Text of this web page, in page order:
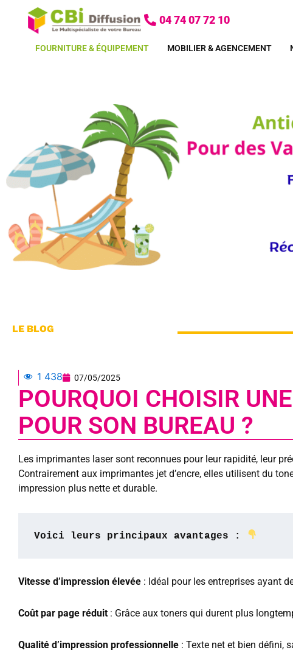
04 74 07 72 10
FOURNITURE & ÉQUIPEMENT MOBILIER & AGENCEMENT
LE BLOG
1 438 07/05/2025
POURQUOI CHOISIR
POUR SON BUREAU ?
Les imprimantes laser sont reconnues pour leur rapidité, leur
Contrairement aux imprimantes jet d’encre, elles utilisent du
impression plus nette et durable.
Voici leurs principaux avantages :
Vitesse d’impression élevée : Idéal pour les entreprises ayant
Coût par page réduit : Grâce aux toners qui durent plus
Qualité d’impression professionnelle : Texte net et bien défini,